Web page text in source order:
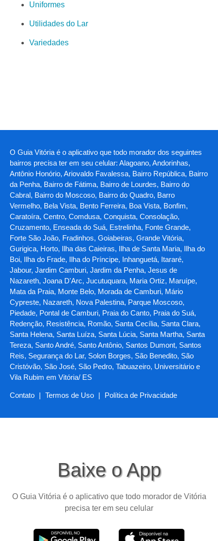
Uniformes
Utilidades do Lar
Variedades
O Guia Vitória é o aplicativo que todo morador dos seguintes
bairros precisa ter em seu celular: Alagoano, Andorinhas,
Antônio Honório, Ariovaldo Favalessa, Bairro República, Bairro
da Penha, Bairro de Fátima, Bairro de Lourdes, Bairro do
Cabral, Bairro do Moscoso, Bairro do Quadro, Barro
Vermelho, Bela Vista, Bento Ferreira, Boa Vista, Bonfim,
Caratoíra, Centro, Comdusa, Conquista, Consolação,
Cruzamento, Enseada do Suá, Estrelinha, Fonte Grande,
Forte São João, Fradinhos, Goiabeiras, Grande Vitória,
Gurigica, Horto, Ilha das Caieiras, Ilha de Santa Maria, Ilha do
Boi, Ilha do Frade, Ilha do Príncipe, Inhanguetá, Itararé,
Jabour, Jardim Camburi, Jardim da Penha, Jesus de
Nazareth, Joana D'Arc, Jucutuquara, Maria Ortiz, Maruípe,
Mata da Praia, Monte Belo, Morada de Camburi, Mário
Cypreste, Nazareth, Nova Palestina, Parque Moscoso,
Piedade, Pontal de Camburi, Praia do Canto, Praia do Suá,
Redenção, Resistência, Romão, Santa Cecília, Santa Clara,
Santa Helena, Santa Luíza, Santa Lúcia, Santa Martha, Santa
Tereza, Santo André, Santo Antônio, Santos Dumont, Santos
Reis, Segurança do Lar, Solon Borges, São Benedito, São
Cristóvão, São José, São Pedro, Tabuazeiro, Universitário e
Vila Rubim em Vitória/ ES
Contato | Termos de Uso | Política de Privacidade
Baixe o App
O Guia Vitória é o aplicativo que todo morador de Vitória
precisa ter em seu celular